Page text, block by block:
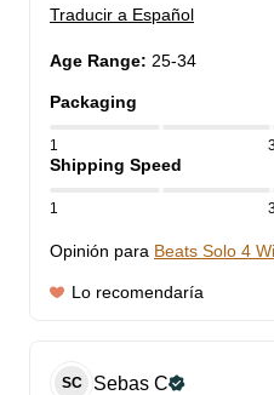
Traducir a Español
Age Range: 25-34
Packaging
1
Shipping Speed
1
Opinión para Beats Solo 4
Lo recomendaría
SC Sebas C